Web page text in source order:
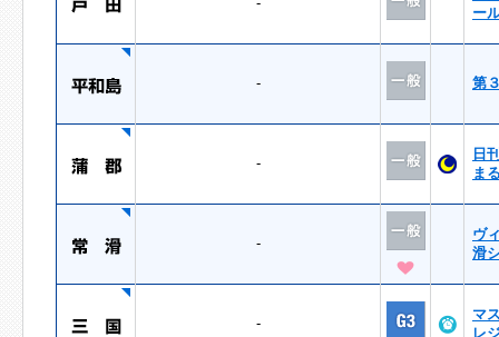
ー
- 第
-
日
ま
-
ヴ
滑
-
マ
レ